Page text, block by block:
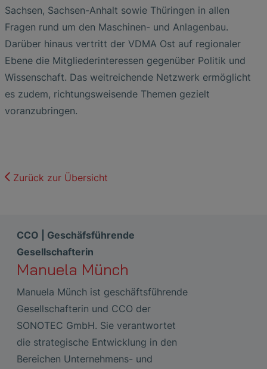
Sachsen, Sachsen-Anhalt sowie Thüringen in allen
Fragen rund um den Maschinen- und Anlagenbau.
Darüber hinaus vertritt der VDMA Ost auf regionaler
Ebene die Mitgliederinteressen gegenüber Politik und
Wissenschaft. Das weitreichende Netzwerk ermöglicht
es zudem, richtungsweisende Themen gezielt
voranzubringen.
Zurück zur Übersicht
CCO | Geschäfsführende
Gesellschafterin
Manuela Münch
Manuela Münch ist geschäftsführende
Gesellschafterin und CCO der
SONOTEC GmbH. Sie verantwortet
die strategische Entwicklung in den
Bereichen Unternehmens- und